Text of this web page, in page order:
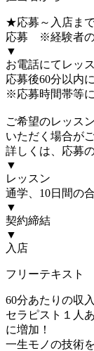
★応募～入店ま
応募 ※経験者の
▼
お電話にてレッ
応募後60分以内
※応募時間帯等
ご希望のレッス
いただく場合が
詳しくは、応募
▼
レッスン
通学、10日間の
▼
契約締結
▼
入店
フリーテキスト
60分あたりの収
セラピスト１人
に増加！
一生モノの技術